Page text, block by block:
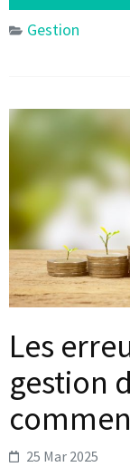
Gestion
Les
gestion
25 Mar 2025